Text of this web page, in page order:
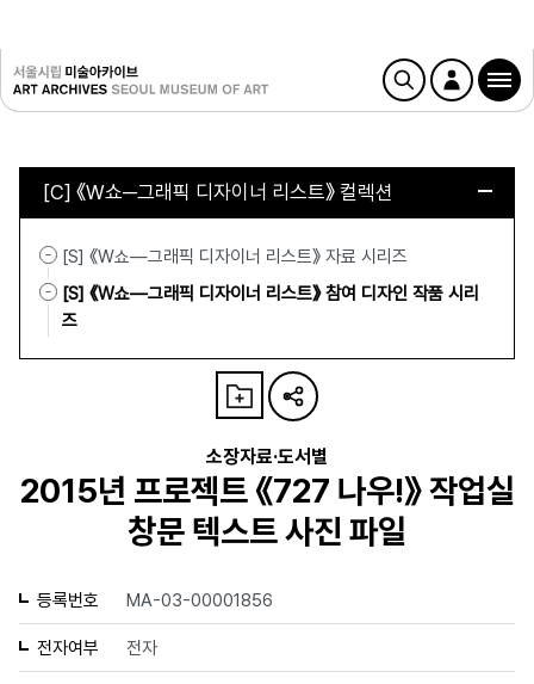
[C] 《W쇼─그래픽 디자이너 리스트》 컬렉션
[S] 《W쇼—그래픽 디자이너 리스트》 자료 시리즈
[S] 《W쇼—그래픽 디자이너 리스트》 참여 디자인 작품 시리
즈
소장자료·도서별
2015년 프로젝트 《727 나우!》 작업실
창문 텍스트 사진 파일
등록번호 MA-03-00001856
전자여부 전자